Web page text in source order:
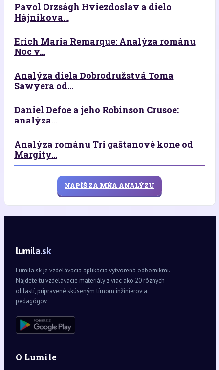
Pavol Orzságh Hviezdoslav a dielo
Hájnikova...
Erich Maria Remarque: Analýza románu
Noc v...
Analýza diela Dobrodružstvá Toma
Sawyera od...
Daniel Defoe a jeho Robinson Crusoe:
analýza...
Analýza románu Tri gaštanové kone od
Margity...
NAPÍŠ ZA MŇA ANALÝZU
lumila.sk
Lumila.sk je vzdelávacia aplikácia vytvorená odborníkmi.
Nájdete tu vzdelávacie materiály z viac ako 20 rôznych
oblastí, pripravené skúseným tímom inžinierov a
pedagógov.
O Lumile